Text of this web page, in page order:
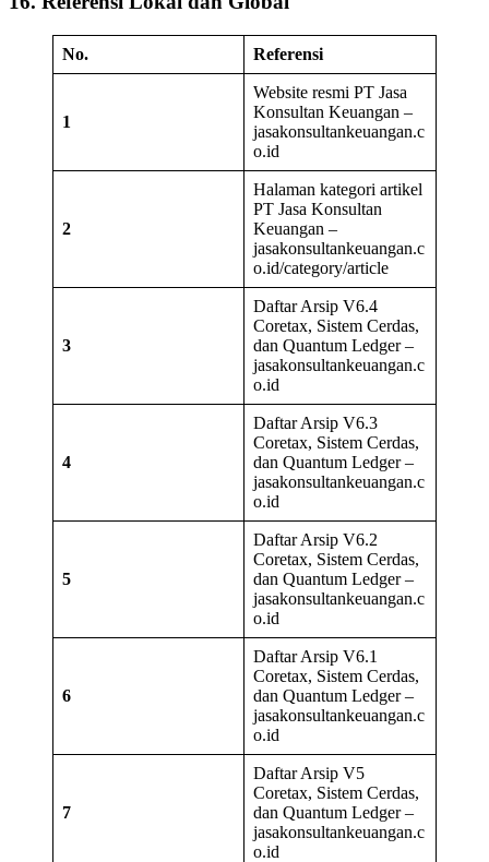
No. Referensi
1
Website resmi PT Jasa
Konsultan Keuangan –
jasakonsultankeuangan.c
o.id
2
Halaman kategori artikel
PT Jasa Konsultan
Keuangan –
jasakonsultankeuangan.c
o.id/category/article
3
Daftar Arsip V6.4
Coretax, Sistem Cerdas,
dan Quantum Ledger –
jasakonsultankeuangan.c
o.id
4
Daftar Arsip V6.3
Coretax, Sistem Cerdas,
dan Quantum Ledger –
jasakonsultankeuangan.c
o.id
5
Daftar Arsip V6.2
Coretax, Sistem Cerdas,
dan Quantum Ledger –
jasakonsultankeuangan.c
o.id
6
Daftar Arsip V6.1
Coretax, Sistem Cerdas,
dan Quantum Ledger –
jasakonsultankeuangan.c
o.id
7
Daftar Arsip V5
Coretax, Sistem Cerdas,
dan Quantum Ledger –
jasakonsultankeuangan.c
o.id